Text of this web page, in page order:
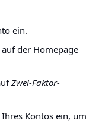
ein.
der Homepage
Zwei-Faktor-
Kontos ein, um